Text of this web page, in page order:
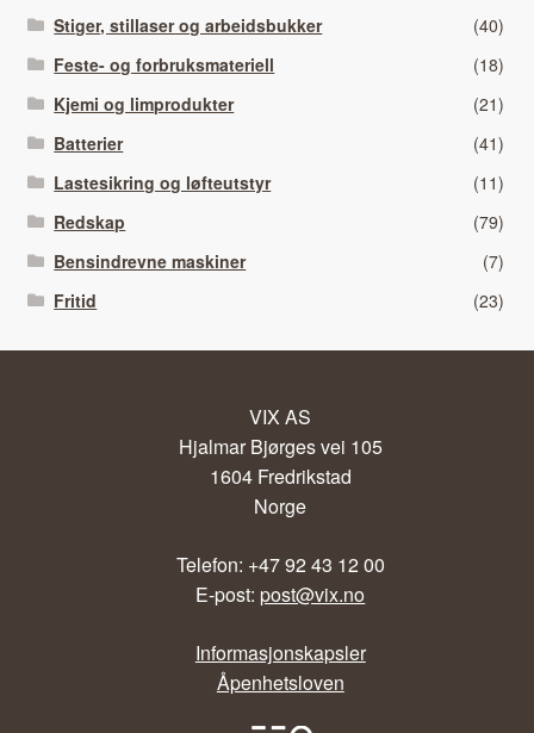
Stiger, stillaser og arbeidsbukker
(40)
Feste- og forbruksmateriell
(18)
Kjemi og limprodukter
(21)
Batterier
(41)
Lastesikring og løfteutstyr
(11)
Redskap
(79)
Bensindrevne maskiner
(7)
Fritid
(23)
VIX AS
Hjalmar Bjørges vei 105
1604 Fredrikstad
Norge
Telefon: +47 92 43 12 00
E-post:post@vix.no
Informasjonskapsler
Åpenhetsloven